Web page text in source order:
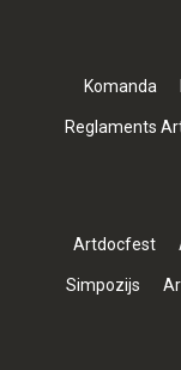
Komanda
Reglaments
Artdocfest
Simpozijs